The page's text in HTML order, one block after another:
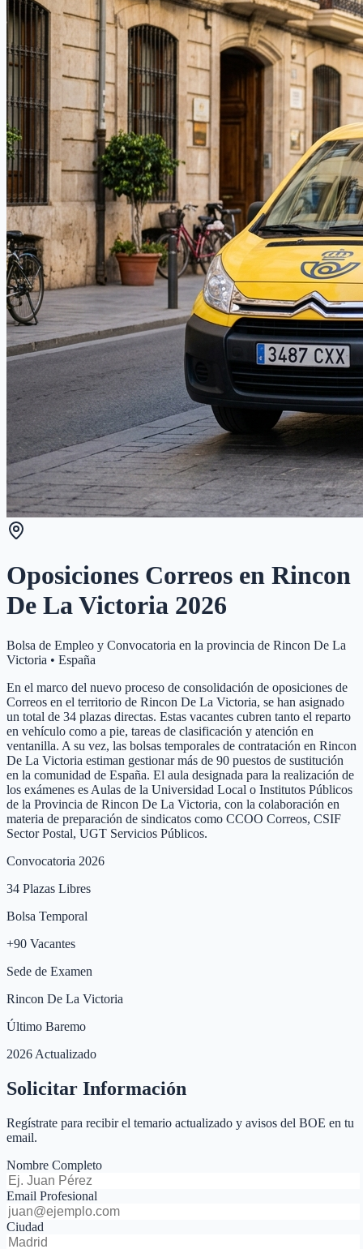
Oposiciones Correos en Rincon
De La Victoria 2026
Bolsa de Empleo y Convocatoria en la provincia de Rincon De La
Victoria • España
En el marco del nuevo proceso de consolidación de oposiciones de
Correos en el territorio de Rincon De La Victoria, se han asignado
un total de 34 plazas directas. Estas vacantes cubren tanto el reparto
en vehículo como a pie, tareas de clasificación y atención en
ventanilla. A su vez, las bolsas temporales de contratación en Rincon
De La Victoria estiman gestionar más de 90 puestos de sustitución
en la comunidad de España. El aula designada para la realización de
los exámenes es Aulas de la Universidad Local o Institutos Públicos
de la Provincia de Rincon De La Victoria, con la colaboración en
materia de preparación de sindicatos como CCOO Correos, CSIF
Sector Postal, UGT Servicios Públicos.
Convocatoria 2026
34 Plazas Libres
Bolsa Temporal
+90 Vacantes
Sede de Examen
Rincon De La Victoria
Último Baremo
2026 Actualizado
Solicitar Información
Regístrate para recibir el temario actualizado y avisos del BOE en tu
email.
Nombre Completo
Email Profesional
Ciudad